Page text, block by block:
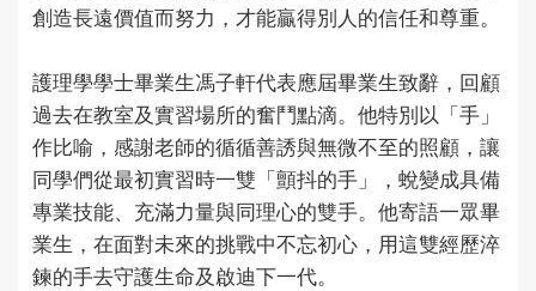
創造長遠價值而努力，才能贏得別人的信任和尊重。
護理學學士畢業生馮子軒代表應屆畢業生致辭，回顧
過去在教室及實習場所的奮鬥點滴。他特別以「手」
作比喻，感謝老師的循循善誘與無微不至的照顧，讓
同學們從最初實習時一雙「顫抖的手」，蛻變成具備
專業技能、充滿力量與同理心的雙手。他寄語一眾畢
業生，在面對未來的挑戰中不忘初心，用這雙經歷淬
鍊的手去守護生命及啟迪下一代。